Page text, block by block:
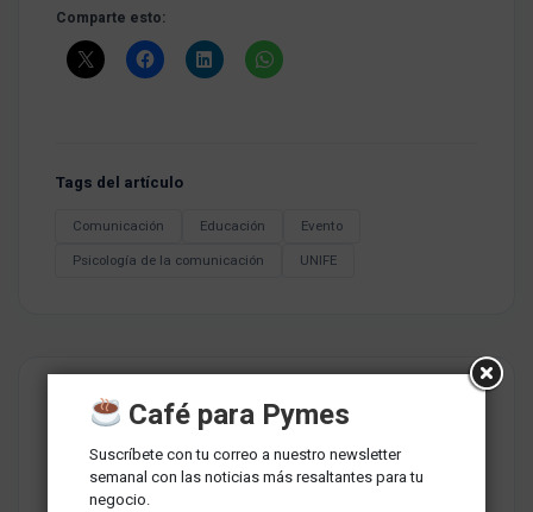
Comparte esto:
Tags del artículo
Comunicación Educación
Evento
Psicología de la comunicación
UNIFE
Café para Pymes
Suscríbete con tu correo a nuestro newsletter
semanal con las noticias más resaltantes para tu
negocio.